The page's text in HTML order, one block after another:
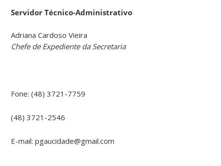
Servidor Técnico-Administrativo
Adriana Cardoso Vieira
Chefe de Expediente da Secretaria
Fone: (48) 3721-7759
(48) 3721-2546
E-mail: pgaucidade@gmail.com